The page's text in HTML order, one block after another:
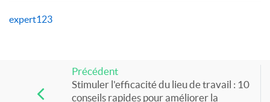
expert123
Précédent
Stimuler l'efficacité du lieu de travail : 10
conseils rapides pour améliorer la